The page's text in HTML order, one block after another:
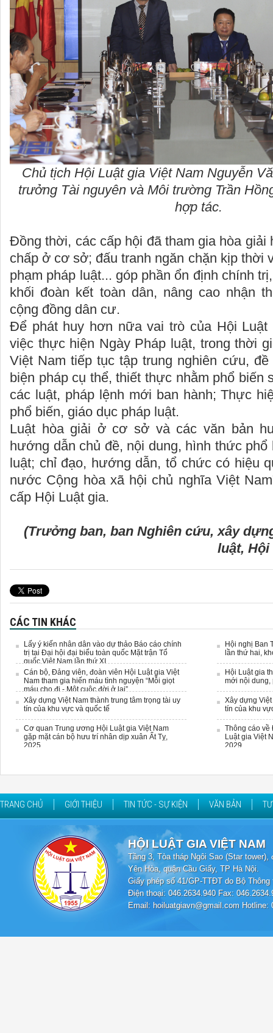
Chủ tịch Hội Luật gia Việt Nam Nguyễn
trưởng Tài nguyên và Môi trường Trần
hợp tác.
Đồng thời, các cấp hội đã tham gia hòa giải
chấp ở cơ sở; đấu tranh ngăn chặn kịp thời
phạm pháp luật... góp phần ổn định chính
khối đoàn kết toàn dân, nâng cao nhận
cộng đồng dân cư.
Để phát huy hơn nữa vai trò của Hội Luật
việc thực hiện Ngày Pháp luật, trong thời
Việt Nam tiếp tục tập trung nghiên cứu,
biện pháp cụ thể, thiết thực nhằm phổ biến
các luật, pháp lệnh mới ban hành; Thực
phổ biến, giáo dục pháp luật.
Luật hòa giải ở cơ sở và các văn bản
hướng dẫn chủ đề, nội dung, hình thức
luật; chỉ đạo, hướng dẫn, tổ chức có hiệu
nước Cộng hòa xã hội chủ nghĩa Việt
cấp Hội Luật gia.
(Trưởng ban, ban Nghiên cứu, xây
luật, Hội
CÁC TIN KHÁC
Lấy ý kiến nhân dân vào dự thảo Báo cáo chính
trị tại Đại hội đại biểu toàn quốc Mặt trận Tổ
quốc Việt Nam lần thứ XI
Cán bộ, Đảng viên, đoàn viên Hội Luật gia Việt
Nam tham gia hiến máu tình nguyện “Mỗi giọt
máu cho đi - Một cuộc đời ở lại”
Xây dựng Việt Nam thành trung tâm trọng tài uy
tín của khu vực và quốc tế
Cơ quan Trung ương Hội Luật gia Việt Nam
gặp mặt cán bộ hưu trí nhân dịp xuân Ất Tỵ,
2025
Hội nghị Ban
lần thứ hai,
Hội Luật gia
mới nội dung,
Xây dựng
tín của khu
Thông cáo
Luật gia Việt
2029
TRANG CHỦ GIỚI THIỆU TIN TỨC - SỰ KIỆN VĂN BẢN
HỘI LUẬT GIA VIỆT NAM
Tầng 3, Tòa tháp Ngôi Sao (Star
Yên Hòa, quận Cầu Giấy, TP Hà Nội.
Giấy phép số 41/GP-TTĐT do Bộ
Điện thoại: 046.2634.940 Fax:
Email: hoiluatgiavn@gmail.com Hotline: